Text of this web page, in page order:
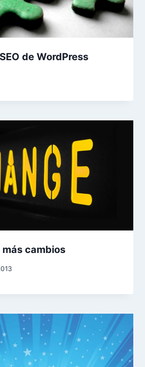
de WordPress
cambios